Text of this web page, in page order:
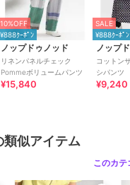
ノップドゥノッド
プードゥドゥ
パンツ ／ その他パンツ
レディース
パンツ ／ その他パンツ
M
[表地]綿100%[別地]ポリエステ
5%綿35%
10%OFF
¥888ｸｰﾎﾟﾝ
ノップドゥノッド
リネンパネルチェック
Pommeボリュームパンツ
¥15,840
SALE
¥888ｸｰﾎﾟﾝ
ノップ
コットン
シパンツ
¥9,240
類似アイテム
このカテ